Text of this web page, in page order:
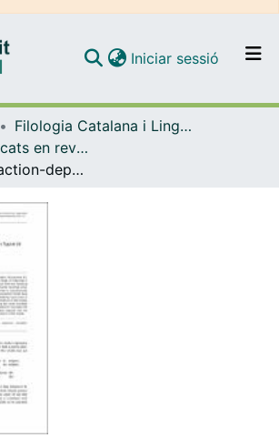
Navega per tot el DD
Iniciar sessió (current)
Filologia Catalana i Lingüística General
Articles publicats en revistes (Filologia Catalana i Lingüística General)
Generic and action-dependent abilities in Spanish ‘Be capable’